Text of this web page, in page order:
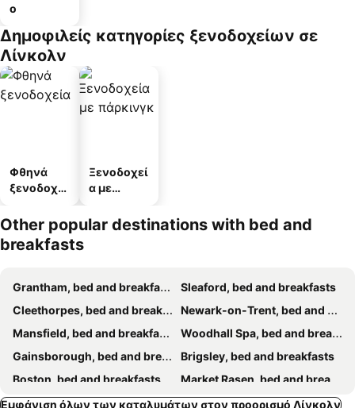
ο
Δημοφιλείς κατηγορίες ξενοδοχείων σε
Λίνκολν
Φθηνά
ξενοδοχεί
Ξενοδοχεί
α με
Other popular destinations with bed and
breakfasts
Grantham, bed and breakfasts
Sleaford, bed and breakfasts
Cleethorpes, bed and breakfasts
Newark-on-Trent, bed and breakfasts
Mansfield, bed and breakfasts
Woodhall Spa, bed and breakfasts
Gainsborough, bed and breakfasts
Brigsley, bed and breakfasts
Boston, bed and breakfasts
Market Rasen, bed and breakfasts
Spilsby, bed and breakfasts
Horncastle, bed and breakfasts
Εμφάνιση όλων των καταλυμάτων στον προορισμό Λίνκολν